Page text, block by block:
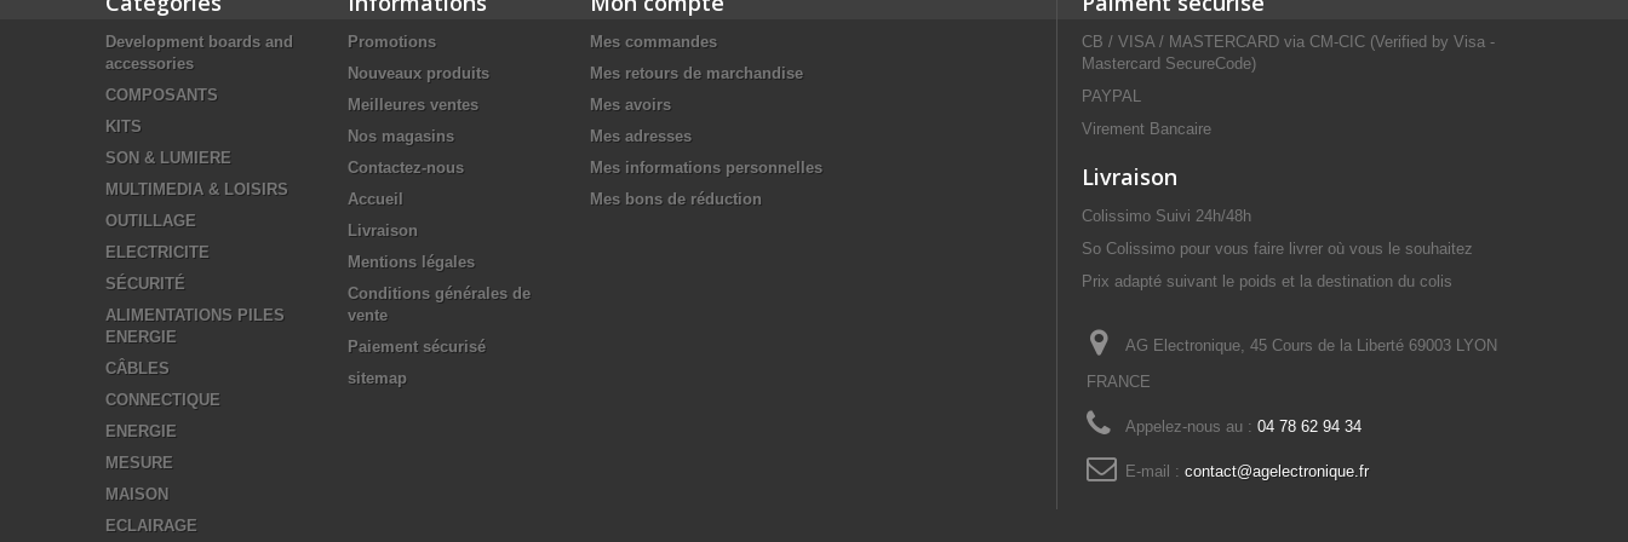
Development boards and
accessories
COMPOSANTS
KITS
SON & LUMIERE
MULTIMEDIA & LOISIRS
OUTILLAGE
ELECTRICITE
SÉCURITÉ
ALIMENTATIONS PILES
ENERGIE
CÂBLES
CONNECTIQUE
ENERGIE
MESURE
MAISON
ECLAIRAGE
Promotions
Nouveaux produits
Meilleures ventes
Nos magasins
Contactez-nous
Accueil
Livraison
Mentions légales
Conditions générales de
vente
Paiement sécurisé
sitemap
Mes commandes
Mes retours de marchandise
Mes avoirs
Mes adresses
Mes informations personnelles
Mes bons de réduction
CB / VISA / MASTERCARD via CM-CIC (Verified by Visa -
Mastercard SecureCode)
PAYPAL
Virement Bancaire
Livraison
Colissimo Suivi 24h/48h
So Colissimo pour vous faire livrer où vous le souhaitez
Prix adapté suivant le poids et la destination du colis
AG Electronique, 45 Cours de la Liberté 69003 LYON
FRANCE
Appelez-nous au : 04 78 62 94 34
E-mail : contact@agelectronique.fr